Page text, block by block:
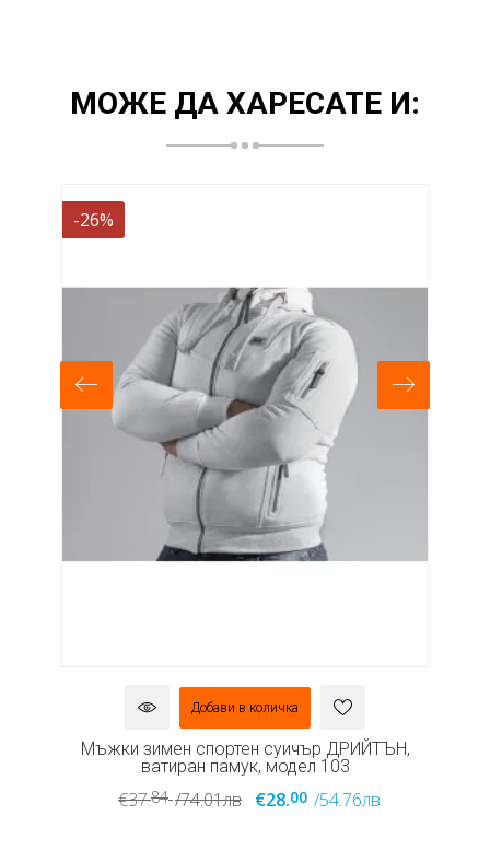
МОЖЕ ДА ХАРЕСАТЕ И:
-26%
Добави в количка
Мъжки зимен спортен суичър ДРИЙТЪН,
ватиран памук, модел 103
€37.84 /74.01лв €28.00 /54.76лв